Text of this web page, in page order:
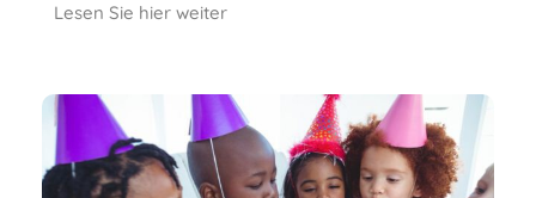
Lesen Sie hier weiter